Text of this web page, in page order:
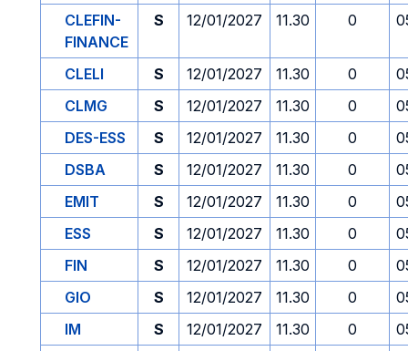
CLEFIN-
FINANCE
S 12/01/2027 11.30 0
CLELI S 12/01/2027 11.30 0
CLMG
S 12/01/2027 11.30 0
DES-ESS
S 12/01/2027 11.30 0
DSBA
S 12/01/2027 11.30 0
EMIT
S 12/01/2027 11.30 0
ESS
S 12/01/2027 11.30 0
FIN
S 12/01/2027 11.30 0
GIO
S 12/01/2027 11.30 0
IM
S 12/01/2027 11.30 0